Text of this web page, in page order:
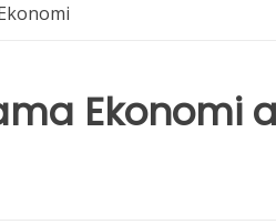
Ekonomi